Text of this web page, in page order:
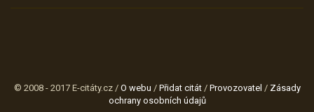
© 2008 - 2017 E-citáty.cz / O webu / Přidat citát/ Provozovatel / Zásady
ochrany osobních údajů